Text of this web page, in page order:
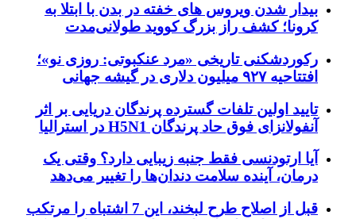
بیدار شدن ویروس‌ های خفته در بدن با ابتلا به
کرونا؛ کشف راز بزرگ کووید طولانی‌مدت
رکوردشکنی تاریخی «مرد عنکبوتی: روزی نو»؛
افتتاحیه ۹۲۷ میلیون دلاری در گیشه جهانی
تایید اولین تلفات گسترده پرندگان دریایی بر اثر
آنفولانزای فوق حاد پرندگان H5N1 در استرالیا
آیا ارتودنسی فقط جنبه زیبایی دارد؟ وقتی یک
درمان، آینده سلامت دندان‌ها را تغییر می‌دهد
قبل از اصلاح طرح لبخند، این 7 اشتباه را مرتکب